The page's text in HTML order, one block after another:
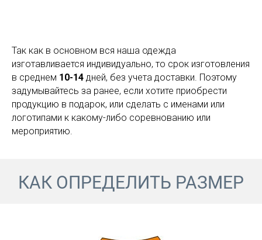
Так как в основном вся наша одежда
изготавливается индивидуально, то срок изготовления
в среднем 10-14 дней, без учета доставки. Поэтому
задумывайтесь за ранее, если хотите приобрести
продукцию в подарок, или сделать с именами или
логотипами к какому-либо соревнованию или
мероприятию.
КАК ОПРЕДЕЛИТЬ РАЗМЕР